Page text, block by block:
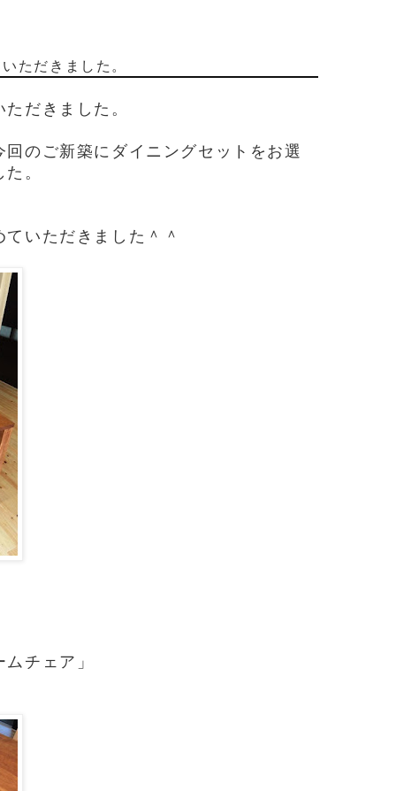
ただきました。
だきました。
のご新築にダイニングセットをお選
。
いただきました＾＾
チェア」